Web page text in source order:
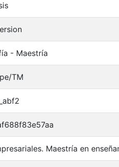
- Maestría
TM
Maestría en